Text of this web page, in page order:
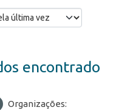
encontrado
Organizações: